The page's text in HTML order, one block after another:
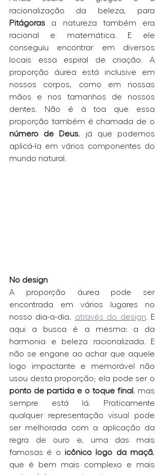
Pitágoras a natureza também era
racional e matemática. E ele
conseguiu encontrar em diversos
locais essa espiral de criação. A
proporção áurea está inclusive em
nossos corpos, como em nossas
mãos e nos tamanhos de nossos
dentes. Não é à toa que essa
número de Deus, já que podemos
aplicá-la em vários componentes do
mundo natural.
No design
A proporção áurea pode ser
encontrada em vários lugares no
nosso dia-a-dia, através do design . E
aqui a busca é a mesma: a da
harmonia e beleza racionalizada. E
não se engane ao achar que aquele
logo impactante e memorável não
ponto de partida e o toque final, mas
sempre está lá. Praticamente
qualquer representação visual pode
ser melhorada com a aplicação da
regra de ouro e, uma das mais
famosas é o icônico logo da maçã,
que é bem mais complexo e mais